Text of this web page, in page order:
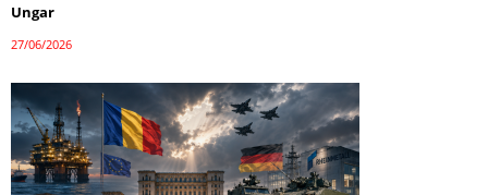
Ungar
27/06/2026